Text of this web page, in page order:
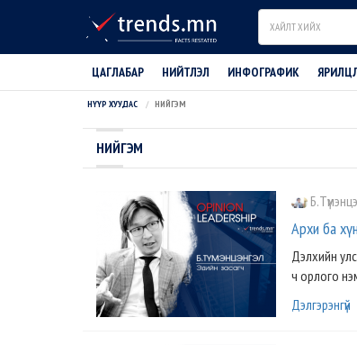
Search
ЦАГЛАБАР НИЙТЛЭЛ ИНФОГРАФИК
НҮҮР ХУУДАС НИЙГЭМ
НИЙГЭМ
Архи ба
Дэлхийн
ч орлого
Дэлгэрэнгүй